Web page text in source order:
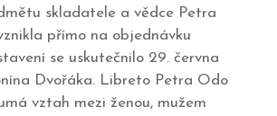
skladatele a vědce Petra
přímo na objednávku
se uskutečnilo 29. června
Dvořáka. Libreto Petra Odo
vztah mezi ženou, mužem